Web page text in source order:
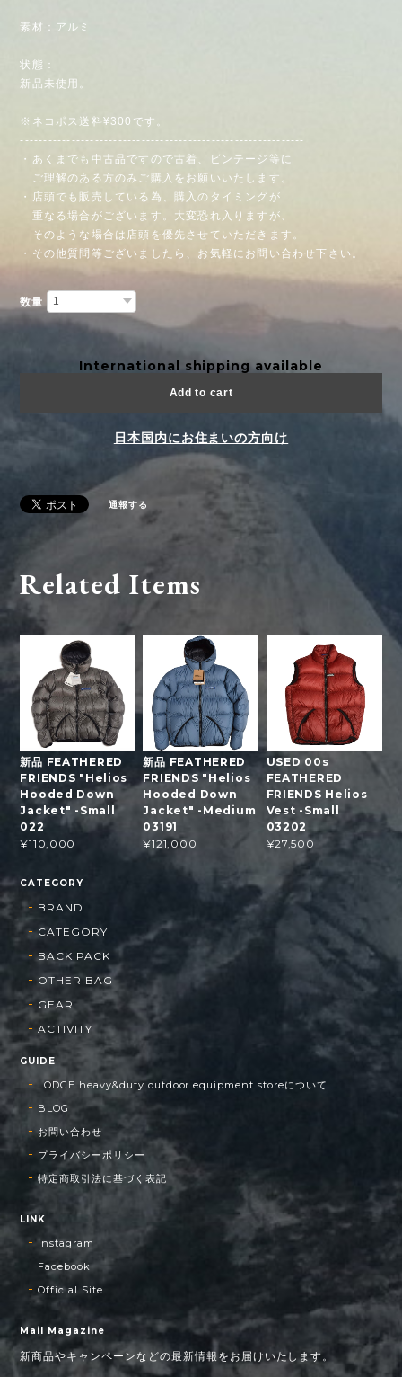
素材：アルミ
状態：
新品未使用。
※ネコポス送料¥300です。
-------------------------------------------------------------
・あくまでも中古品ですので古着、ビンテージ等に
ご理解のある方のみご購入をお願いいたします。
・店頭でも販売している為、購入のタイミングが
重なる場合がございます。大変恐れ入りますが、
そのような場合は店頭を優先させていただきます。
・その他質問等ございましたら、お気軽にお問い合わせ下さい。
数量
International shipping available
Add to cart
日本国内にお住まいの方向け
通報する
Related Items
新品 FEATHERED
FRIENDS "Helios
Hooded Down
Jacket" -Small
022
¥110,000
新品 FEATHERED
FRIENDS "Helios
Hooded Down
Jacket" -Medium
03191
¥121,000
USED 00s
FEATHERED
FRIENDS Helios
Vest -Small
03202
¥27,500
CATEGORY
BRAND
CATEGORY
BACK PACK
OTHER BAG
GEAR
ACTIVITY
GUIDE
LODGE heavy&duty outdoor equipment storeについて
BLOG
お問い合わせ
プライバシーポリシー
特定商取引法に基づく表記
LINK
Instagram
Facebook
Official Site
Mail Magazine
新商品やキャンペーンなどの最新情報をお届けいたします。